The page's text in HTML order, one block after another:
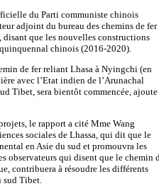
du Parti communiste chinois
adjoint du bureau des chemins de fer
que les nouvelles constructions
chinois (2016-2020).
de fer reliant Lhasa à Nyingchi (en
avec l’Etat indien de l’Arunachal
Tibet, sera bientôt commencée, ajoute
le rapport a cité Mme Wang
sociales de Lhassa, qui dit que le
en Asie du sud et promouvra les
observateurs qui disent que le chemin
contribuera à résoudre les différents
sud Tibet.